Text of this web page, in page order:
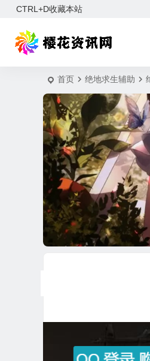
CTRL+D收藏本站
首页 绝地求生辅助